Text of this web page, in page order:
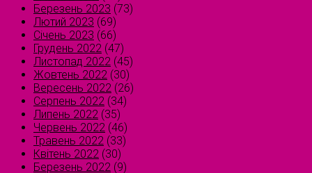
Березень 2023 (73)
Лютий 2023 (69)
Січень 2023 (66)
Грудень 2022 (47)
Листопад 2022 (45)
Жовтень 2022 (30)
Вересень 2022 (26)
Серпень 2022 (34)
Липень 2022 (35)
Червень 2022 (46)
Травень 2022 (33)
Квітень 2022 (30)
Березень 2022 (9)